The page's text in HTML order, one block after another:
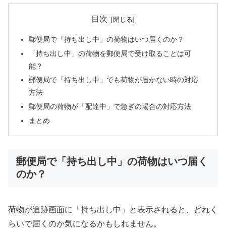
目次
郵便局で「持ち出し中」の荷物はいつ届くのか？
「持ち出し中」の荷物を郵便局で受け取ることは可
能？
郵便局で「持ち出し中」でも荷物が届かない時の対応
方法
郵便局の荷物が「配達中」で急ぎの場合の対応方法
まとめ
郵便局で「持ち出し中」の荷物はいつ届く
のか？
荷物が追跡画面に「持ち出し中」と表示されると、どれく
らいで届くのか気になるかもしれません。